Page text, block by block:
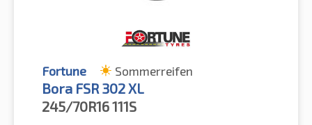
Fortune Sommerreifen
Bora FSR 302 XL
245/70R16111S